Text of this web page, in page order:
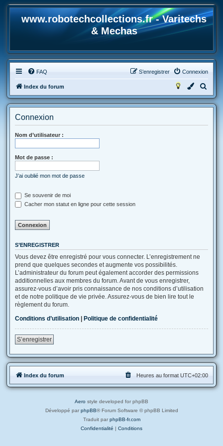
www.robotechcollections.fr - Varitechs
& Mechas
FAQ Connexion
S’enregistrer
Index du forum
e
Connexion
Nom d’utilisateur :
Mot de passe :
J’ai oublié mon mot de passe
Se souvenir de moi
Cacher mon statut en ligne pour cette session
S’ENREGISTRER
Vous devez être enregistré pour vous connecter. L’enregistrement ne
prend que quelques secondes et augmente vos possibilités.
L’administrateur du forum peut également accorder des permissions
additionnelles aux membres du forum. Avant de vous enregistrer,
assurez-vous d’avoir pris connaissance de nos conditions d’utilisation
et de notre politique de vie privée. Assurez-vous de bien lire tout le
règlement du forum.
Conditions d’utilisation | Politique de confidentialité
S’enregistrer
Index du forum Heures au format UTC+02:00
Aero style developed for phpBB
Développé par phpBB® Forum Software © phpBB Limited
Traduit par phpBB-fr.com
Confidentialité | Conditions